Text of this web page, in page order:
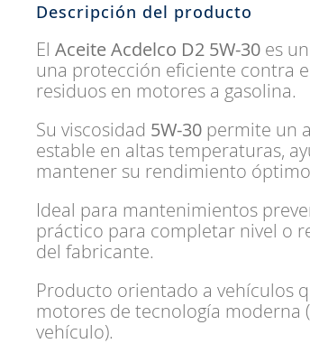
Descripción del producto
ElAceite Acdelco D2 5W-30 es
una protección eficiente contra
residuos en motores a gasolina.
Su viscosidad 5W-30 permite un
estable en altas temperaturas,
mantener su rendimiento
Ideal para mantenimientos
práctico para completar nivel o
del fabricante.
Producto orientado a vehículos
motores de tecnología moderna
vehículo).